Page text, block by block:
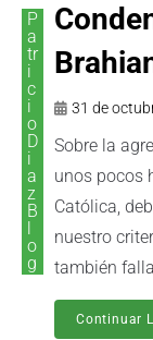
P
a
tr
i
c
i
o
D
i
a
z
B
o
g
31 de
Sobre la
unos pocos
Católica,
nuestro
también
Continuar